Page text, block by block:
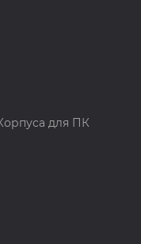
для ПК